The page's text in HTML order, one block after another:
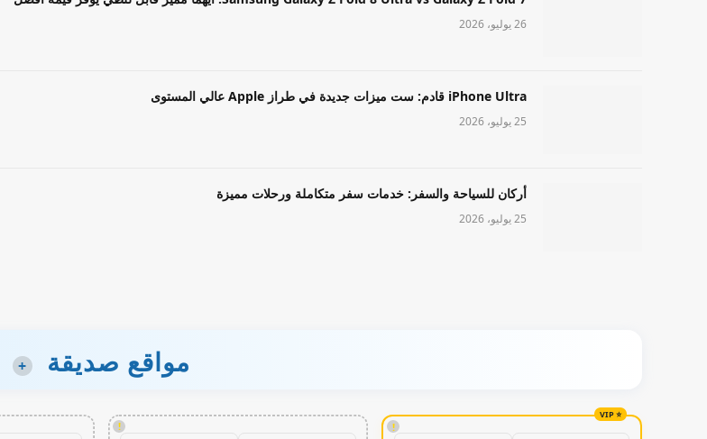
26 يوليو، 2026
iPhone Ultra قادم: ست ميزات جديدة في طراز Apple عالي المستوى
25 يوليو، 2026
أركان للسياحة والسفر: خدمات سفر متكاملة ورحلات مميزة
25 يوليو، 2026
مواقع صديقة +
!
!